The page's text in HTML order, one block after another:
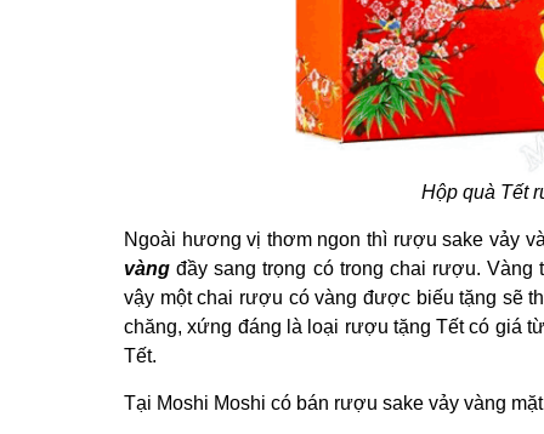
Hộp quà Tết
Ngoài hương vị thơm ngon thì rượu sake vảy
vàng đầy sang trọng có trong chai rượu.
vậy một chai rượu có vàng được biếu tặng sẽ
chăng, xứng đáng là loại rượu tặng Tết có giá
Tết.
Tại Moshi Moshi có bán rượu sake vảy vàng